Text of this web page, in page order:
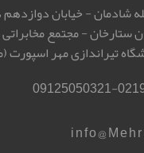
شادمان - خیابان
ستارخان - مجتمع
تیراندازی مهر اسپورت
09125050321-